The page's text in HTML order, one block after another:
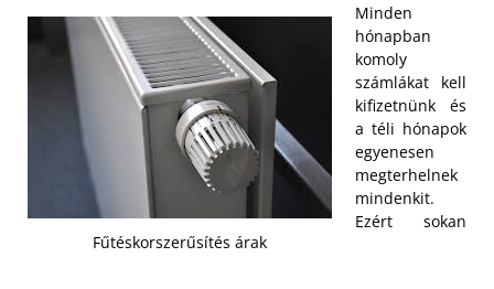
Fűtéskorszerűsítés árak
Minden
hónapban
komoly
számlákat kell
kifizetnünk és
a téli hónapok
egyenesen
megterhelnek
mindenkit.
Ezért sokan